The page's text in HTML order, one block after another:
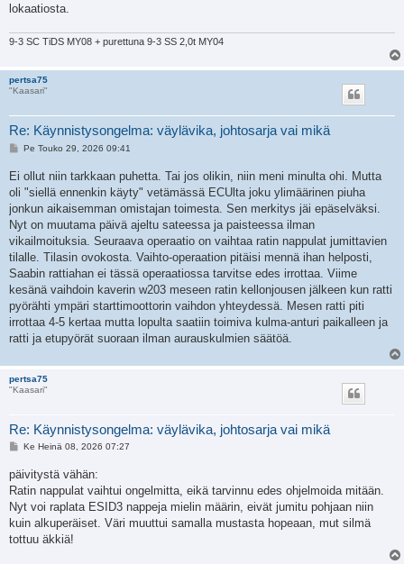
lokaatiosta.
9-3 SC TiDS MY08 + purettuna 9-3 SS 2,0t MY04
pertsa75
"Kaasari"
Re: Käynnistysongelma: väylävika, johtosarja vai mikä
V
s
t
Pe Touko 29, 2026 09:41
Ei ollut niin tarkkaan puhetta. Tai jos olikin, niin meni minulta ohi. Mutta
oli "siellä ennenkin käyty" vetämässä ECUlta joku ylimäärinen piuha
jonkun aikaisemman omistajan toimesta. Sen merkitys jäi epäselväksi.
Nyt on muutama päivä ajeltu sateessa ja paisteessa ilman
vikailmoituksia. Seuraava operaatio on vaihtaa ratin nappulat jumittavien
tilalle. Tilasin ovokosta. Vaihto-operaation pitäisi mennä ihan helposti,
Saabin rattiahan ei tässä operaatiossa tarvitse edes irrottaa. Viime
kesänä vaihdoin kaverin w203 meseen ratin kellonjousen jälkeen kun ratti
pyörähti ympäri starttimoottorin vaihdon yhteydessä. Mesen ratti piti
irrottaa 4-5 kertaa mutta lopulta saatiin toimiva kulma-anturi paikalleen ja
ratti ja etupyörät suoraan ilman aurauskulmien säätöä.
pertsa75
"Kaasari"
Re: Käynnistysongelma: väylävika, johtosarja vai mikä
V
e
s
t
Ke Heinä 08, 2026 07:27
päivitystä vähän:
Ratin nappulat vaihtui ongelmitta, eikä tarvinnu edes ohjelmoida mitään.
Nyt voi raplata ESID3 nappeja mielin määrin, eivät jumitu pohjaan niin
kuin alkuperäiset. Väri muuttui samalla mustasta hopeaan, mut silmä
tottuu äkkiä!